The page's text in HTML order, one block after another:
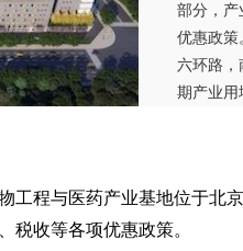
部分，产
优惠政策
六环路，
期产业用
程与医药产业基地位于北
税收等各项优惠政策。